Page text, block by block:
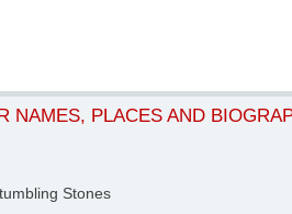
NAMES, PLACES AND
Stones